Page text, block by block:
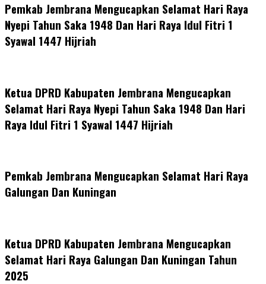
Pemkab Jembrana Mengucapkan Selamat Hari Raya
Nyepi Tahun Saka 1948 Dan Hari Raya Idul Fitri 1
Syawal 1447 Hijriah
Ketua DPRD Kabupaten Jembrana Mengucapkan
Selamat Hari Raya Nyepi Tahun Saka 1948 Dan Hari
Raya Idul Fitri 1 Syawal 1447 Hijriah
Pemkab Jembrana Mengucapkan Selamat Hari Raya
Galungan Dan Kuningan
Ketua DPRD Kabupaten Jembrana Mengucapkan
Selamat Hari Raya Galungan Dan Kuningan Tahun
2025